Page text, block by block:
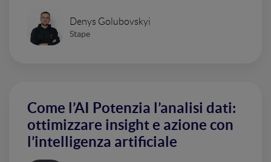
Denys Golubovskyi
Stape
Come l’AI Potenzia l’analisi dati:
ottimizzare insight e azione con
l’intelligenza artificiale